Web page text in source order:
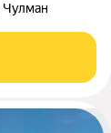
Чулман